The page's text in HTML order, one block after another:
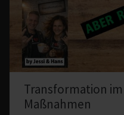
Trans­for­mation
Maßnahmen